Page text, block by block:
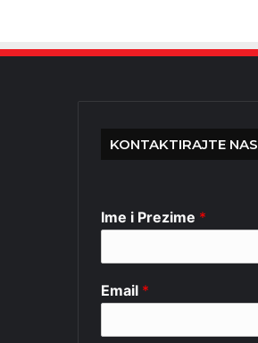
KONTAKTIRAJTE NAS
Ime i Prezime *
Email *